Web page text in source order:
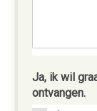
Ja, ik wil
ontvangen.